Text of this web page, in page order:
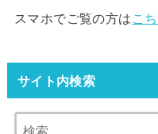
スマホでご覧の方は こ
サイト内検索